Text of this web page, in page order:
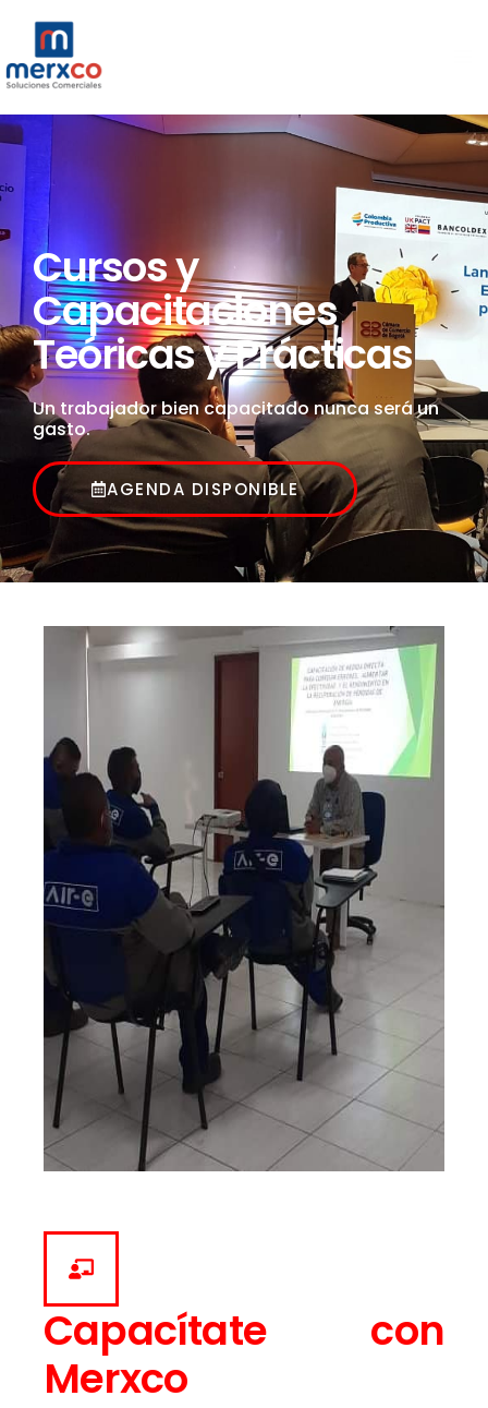
contenido
Cursos y
Capacitaciones
Teóricas y Prácticas
Un trabajador bien capacitado nunca será un
gasto.
AGENDA DISPONIBLE
Capacítate con
Merxco